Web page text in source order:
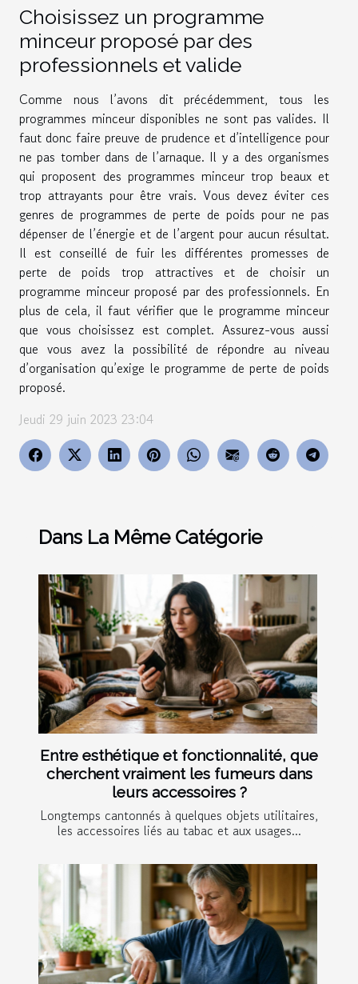
Choisissez un programme
minceur proposé par des
professionnels et valide
Comme nous l’avons dit précédemment, tous les
programmes minceur disponibles ne sont pas valides. Il
faut donc faire preuve de prudence et d’intelligence pour
ne pas tomber dans de l’arnaque. Il y a des organismes
qui proposent des programmes minceur trop beaux et
trop attrayants pour être vrais. Vous devez éviter ces
genres de programmes de perte de poids pour ne pas
dépenser de l’énergie et de l’argent pour aucun résultat.
Il est conseillé de fuir les différentes promesses de
perte de poids trop attractives et de choisir un
programme minceur proposé par des professionnels. En
plus de cela, il faut vérifier que le programme minceur
que vous choisissez est complet. Assurez-vous aussi
que vous avez la possibilité de répondre au niveau
d’organisation qu’exige le programme de perte de poids
proposé.
Jeudi 29 juin 2023 23:04
Dans La Même Catégorie
Entre esthétique et fonctionnalité, que
cherchent vraiment les fumeurs dans
leurs accessoires ?
Longtemps cantonnés à quelques objets utilitaires,
les accessoires liés au tabac et aux usages...